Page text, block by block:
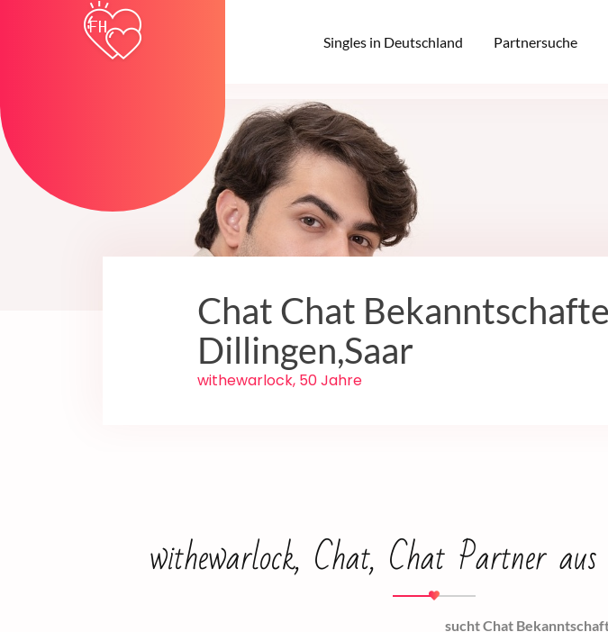
Singles in Deutschland Partnersuche
Chat Chat
Dillingen,Saar
withewarlock, 50 Jahre
withewarlock, Chat, Chat Partner
sucht Chat